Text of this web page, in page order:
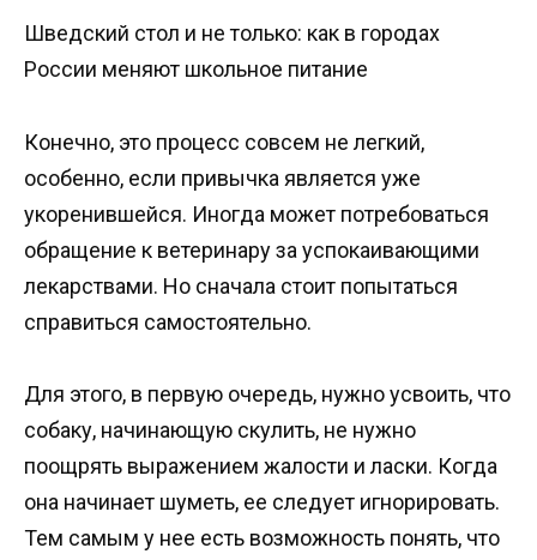
Шведский стол и не только: как в городах
России меняют школьное питание
Конечно, это процесс совсем не легкий,
особенно, если привычка является уже
укоренившейся. Иногда может потребоваться
обращение к ветеринару за успокаивающими
лекарствами. Но сначала стоит попытаться
справиться самостоятельно.
Для этого, в первую очередь, нужно усвоить, что
собаку, начинающую скулить, не нужно
поощрять выражением жалости и ласки. Когда
она начинает шуметь, ее следует игнорировать.
Тем самым у нее есть возможность понять, что